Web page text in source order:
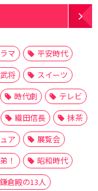
マ
平安時代
将
スイーツ
時代劇
テレビ
織田信長
抹茶
ア
展覧会
！
昭和時代
鎌倉殿の13人